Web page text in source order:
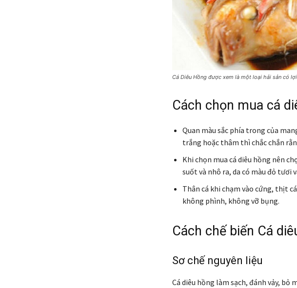
Cá Diêu Hồng được xem là một loại hải sản có
Cách chọn mua cá
Quan màu sắc phía trong của
trắng hoặc thâm thì chắc chắn
Khi chọn mua cá diêu hồng nên
suốt và nhô ra, da có màu đỏ tươi
Thân cá khi chạm vào cứng, thịt
không phình, không vỡ bụng.
Cách chế biến Cá
Sơ chế nguyên liệu
Cá diêu hồng làm sạch, đánh vảy,